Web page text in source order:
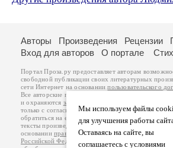
Мы используем файлы
для улучшения работы
Оставаясь на сайте, вы
соглашаетесь с условиями
Авторы Произведения Рецензии
Вход для авторов
О портале
Портал Проза.ру предоставляет авторам
свободной публикации своих литературных
сети Интернет на основаниипользовательского
Все авторские права на произведения принадлежат
и охраняются законом
. Перепечатка
только с согласия его автора, к которому вы
обратиться на его авторской странице.
тексты произведений авторы несут самостоятельно
основанииправил публикацииизаконодательства
Российской Федерации